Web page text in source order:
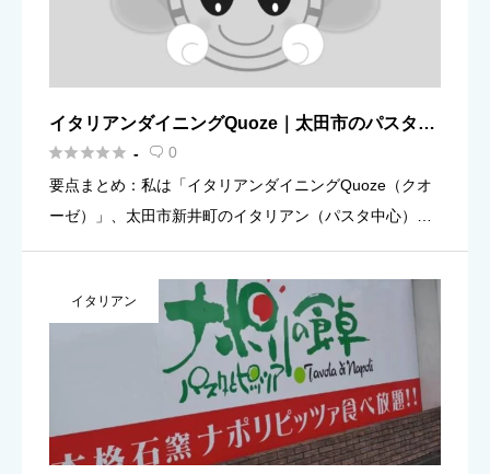
イタリアンダイニングQuoze｜太田市のパスタ・
イタリアン
 -  0
要点まとめ：私は「イタリアンダイニングQuoze（クオ
ーゼ）」、太田市新井町のイタリアン（パスタ中心）で
事や軽い集まりに使えるお店としてご利用いただけま
す。 営業時間： […]
イタリアン